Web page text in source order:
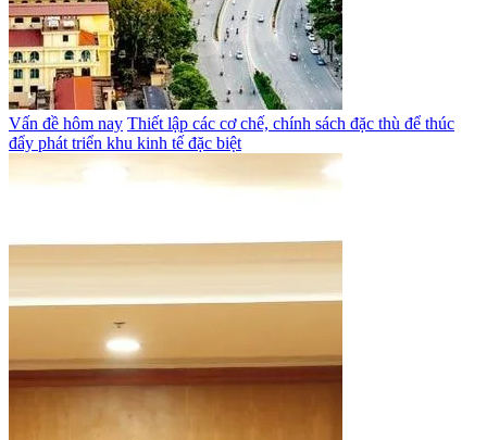
Vấn đề hôm nay Thiết lập các cơ chế, chính sách đặc thù để thúc
đẩy phát triển khu kinh tế đặc biệt